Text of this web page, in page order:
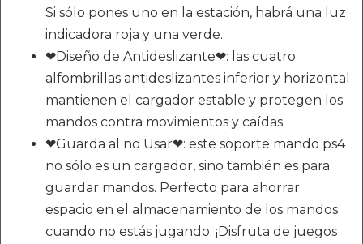
Si sólo pones uno en la estación, habrá una luz
indicadora roja y una verde.
❤Diseño de Antideslizante❤: las cuatro
alfombrillas antideslizantes inferior y horizontal
mantienen el cargador estable y protegen los
mandos contra movimientos y caídas.
❤Guarda al no Usar❤: este soporte mando ps4
no sólo es un cargador, sino también es para
guardar mandos. Perfecto para ahorrar
espacio en el almacenamiento de los mandos
cuando no estás jugando. ¡Disfruta de juegos